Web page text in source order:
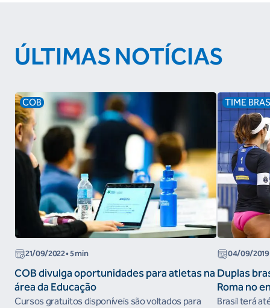
ÚLTIMAS NOTÍCIAS
COB
21/09/2022• 5 min
COB divulga oportunidades para atletas na
área da Educação
Cursos gratuitos disponíveis são voltados para
TIME
04/09/2019
Duplas
Roma no
do
Brasil terá